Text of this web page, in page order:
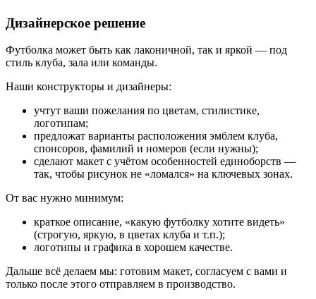
Дизайнерское решение
Футболка может быть как лаконичной, так и яркой — под
стиль клуба, зала или команды.
Наши конструкторы и дизайнеры:
учтут ваши пожелания по цветам, стилистике,
логотипам;
предложат варианты расположения эмблем клуба,
спонсоров, фамилий и номеров (если нужны);
сделают макет с учётом особенностей единоборств —
так, чтобы рисунок не «ломался» на ключевых зонах.
От вас нужно минимум:
краткое описание, «какую футболку хотите видеть»
(строгую, яркую, в цветах клуба и т.п.);
логотипы и графика в хорошем качестве.
Дальше всё делаем мы: готовим макет, согласуем с вами и
только после этого отправляем в производство.